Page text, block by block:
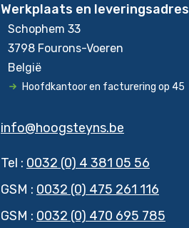
Werkplaats en leveringsadres
Schophem 33
3798 Fourons-Voeren
België
Hoofdkantoor en facturering op 45
info@hoogsteyns.be
Tel : 0032 (0) 4 381 05 56
GSM : 0032 (0) 475 261 116
GSM : 0032 (0) 470 695 785